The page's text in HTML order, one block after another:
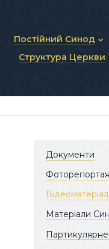
Постійний Синод
Статут Постійного
Структура Церкви
Документи
Матеріали